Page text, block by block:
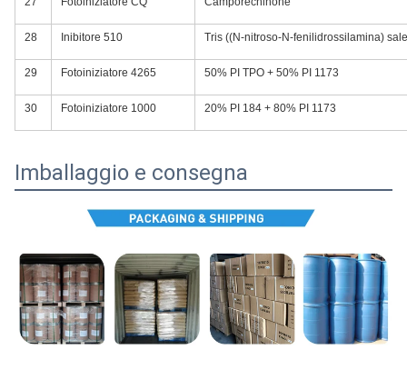
28 Inibitore 510 Tris ((N-nitroso-N-fenilidrossilamina)
29 Fotoiniziatore 4265 50% PI TPO + 50% PI 1173
30 Fotoiniziatore 1000 20% PI 184 + 80% PI 1173
Imballaggio e consegna